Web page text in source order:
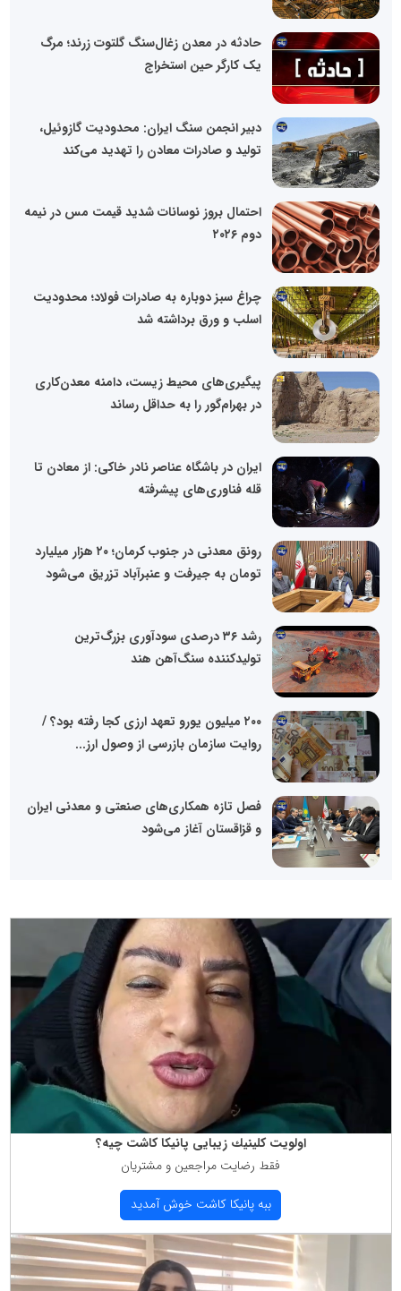
حادثه در معدن زغال‌سنگ گلتوت زرند؛ مرگ
یک کارگر حین استخراج
دبیر انجمن سنگ ایران: محدودیت گازوئیل،
تولید و صادرات معادن را تهدید می‌کند
احتمال بروز نوسانات شدید قیمت مس در نیمه
دوم ۲۰۲۶
چراغ سبز دوباره به صادرات فولاد؛ محدودیت
اسلب و ورق برداشته شد
پیگیری‌های محیط زیست، دامنه معدن‌کاری
در بهرام‌گور را به حداقل رساند
ایران در باشگاه عناصر نادر خاکی: از معادن تا
قله فناوری‌های پیشرفته
رونق معدنی در جنوب کرمان؛ ۲۰ هزار میلیارد
تومان به جیرفت و عنبرآباد تزریق می‌شود
رشد ۳۶ درصدی سودآوری بزرگ‌ترین
تولیدکننده سنگ‌آهن هند
۲۰۰ میلیون یورو تعهد ارزی کجا رفته بود؟ /
روایت سازمان بازرسی از وصول ارز...
فصل تازه همکاری‌های صنعتی و معدنی ایران
و قزاقستان آغاز می‌شود
اولویت كلینیك زیبایی پانیكا كاشت چیه؟
فقط رضایت مراجعین و مشتریان
ببه پانیكا كاشت خوش آمدید